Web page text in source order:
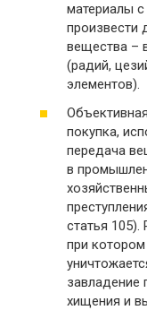
материалы
произвести
вещества –
(радий,
элементов).
покупка,
передача
в
статья
при
хищения и